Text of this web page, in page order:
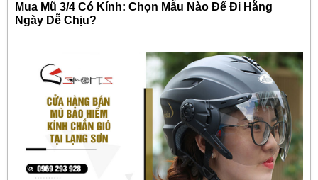
Mua Mũ 3/4 Có Kính: Chọn Mẫu Nào Để Đi Hằng
Ngày Dễ Chịu?